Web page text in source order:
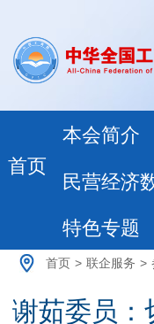
首页
本会简介
民营经济
特色专题
首页 > 联企服务 >
谢茹委员：